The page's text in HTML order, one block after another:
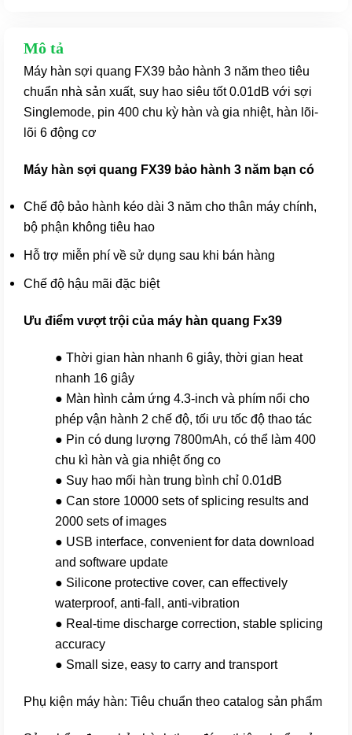
Mô tả
Máy hàn sợi quang FX39 bảo hành 3 năm theo tiêu
chuẩn nhà sản xuất, suy hao siêu tốt 0.01dB với sợi
Singlemode, pin 400 chu kỳ hàn và gia nhiệt, hàn lõi-
lõi 6 động cơ
Máy hàn sợi quang FX39 bảo hành 3 năm bạn có
Chế độ bảo hành kéo dài 3 năm cho thân máy chính,
bộ phận không tiêu hao
Hỗ trợ miễn phí về sử dụng sau khi bán hàng
Chế độ hậu mãi đặc biệt
Ưu điểm vượt trội của máy hàn quang Fx39
● Thời gian hàn nhanh 6 giây, thời gian heat
nhanh 16 giây
● Màn hình cảm ứng 4.3-inch và phím nổi cho
phép vận hành 2 chế độ, tối ưu tốc độ thao tác
● Pin có dung lượng 7800mAh, có thể làm 400
chu kì hàn và gia nhiệt ống co
● Suy hao mối hàn trung bình chỉ 0.01dB
● Can store 10000 sets of splicing results and
2000 sets of images
● USB interface, convenient for data download
and software update
● Silicone protective cover, can effectively
waterproof, anti-fall, anti-vibration
● Real-time discharge correction, stable splicing
accuracy
● Small size, easy to carry and transport
Phụ kiện máy hàn: Tiêu chuẩn theo catalog sản phẩm